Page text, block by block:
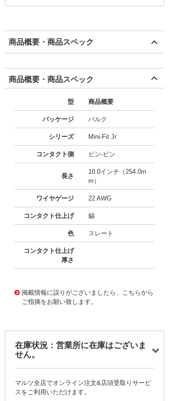
商品概要・商品スペック
商品概要・商品スペック
型 商品概要
パッケージ バルク
シリーズ Mini-Fit Jr
コンタクト側 ピン-ピン
長さ
10.0インチ（254.0m
m）
ワイヤゲージ 22 AWG
コンタクト仕上げ 錫
色 スレート
コンタクト仕上げ
厚さ
掲載情報に誤りがございましたら、こちらから
ご指摘をお願い致します。
在庫状況：営業所に在庫はございま
せん。
マルツ全店でオンライン注文&店頭受取りサービ
スをご利用いただけます。